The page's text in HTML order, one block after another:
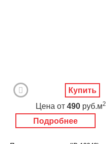
Подробнее
Цена от 490 руб.м2
Купить